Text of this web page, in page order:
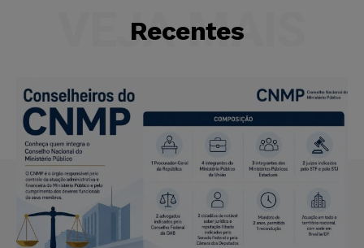
Recentes
VEJA MAIS